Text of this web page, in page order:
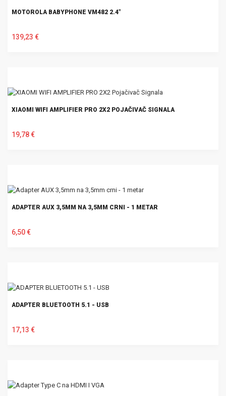
MOTOROLA BABYPHONE VM482 2.4"
139,23 €
XIAOMI WIFI AMPLIFIER PRO 2X2 POJAČIVAČ SIGNALA
19,78 €
ADAPTER AUX 3,5MM NA 3,5MM CRNI - 1 METAR
6,50 €
ADAPTER BLUETOOTH 5.1 - USB
17,13 €